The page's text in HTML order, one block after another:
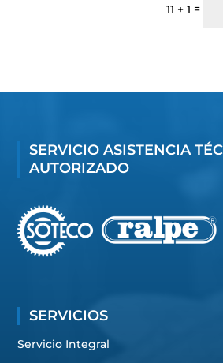
11 + 1 =
SERVICIO ASISTENCIA
AUTORIZADO
SERVICIOS
Servicio Integral